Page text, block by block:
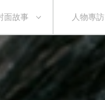
面故事 人物專訪